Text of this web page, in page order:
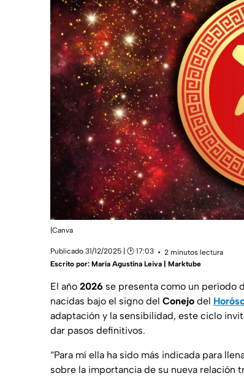
|Canva
Publicado 31/12/2025 | 🕑 17:03
2 minutos lectura
Escrito por: María Agustina Leiva | Marktube
El año 2026 se presenta como un período
nacidas bajo el signo del Conejo del
adaptación y la sensibilidad, este ciclo
dar pasos definitivos.
“Para mí ella ha sido más indicada para
sobre la importancia de su nueva relación